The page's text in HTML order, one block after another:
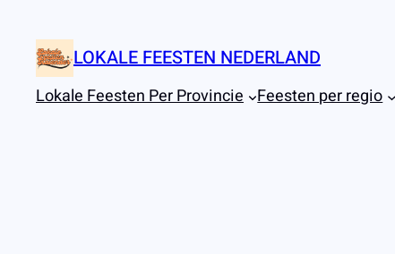
naar
inhoud
LOKALE FEESTEN NEDERLAND
Lokale Feesten Per Provincie Feesten per regio